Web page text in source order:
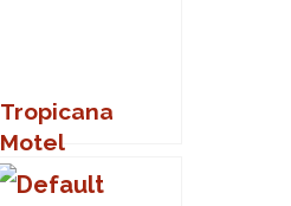
Tropicana
Motel